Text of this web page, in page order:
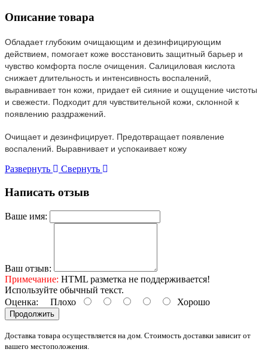
Описание товара
Обладает глубоким очищающим и дезинфицирующим
действием, помогает коже восстановить защитный барьер и
чувство комфорта после очищения. Салициловая кислота
снижает длительность и интенсивность воспалений,
выравнивает тон кожи, придает ей сияние и ощущение чистоты
и свежести. Подходит для чувствительной кожи, склонной к
появлению раздражений.
Очищает и дезинфицирует. Предотвращает появление
воспалений. Выравнивает и успокаивает кожу
Развернуть Свернуть
Написать отзыв
Ваше имя:
Ваш отзыв:
Примечание: HTML разметка не поддерживается!
Используйте обычный текст.
Оценка: Плохо Хорошо
Продолжить
Доставка товара осуществляется на дом. Стоимость доставки зависит от
вашего местоположения.